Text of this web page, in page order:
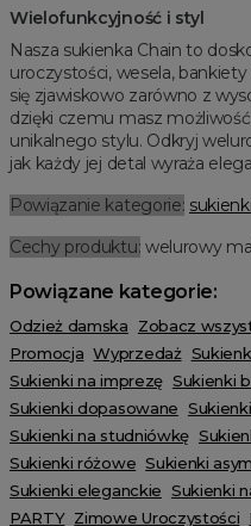
Wielofunkcyjność i styl
Nasza sukienka Chain to
uroczystości, wesela,
się zjawiskowo zarówno z
dzięki czemu masz
unikalnego stylu. Odkryj
jak każdy jej detal wyraża
Powiązanie kategorie: sukienki
Cechy produktu: welurowy
Powiązane kategorie:
Odzież damska Zobacz
Promocja Wyprzedaż
Sukienki na imprezę Sukienki
Sukienki dopasowane
Sukienki na studniówkę
Sukienki różowe Sukienki
Sukienki eleganckie Sukienki
PARTY Zimowe Uroczystości